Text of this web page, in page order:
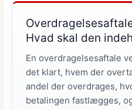
Hvad skal den
En overdragelsesaftale
det klart, hvem der
andel der overdrages,
betalingen fastlægges,